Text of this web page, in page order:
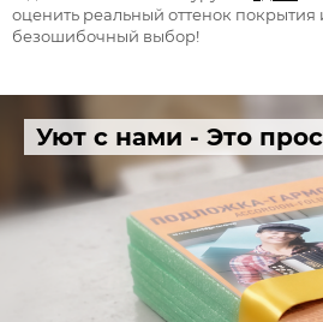
оценить реальный оттенок покрытия
безошибочный выбор!
Уют с нами - Это